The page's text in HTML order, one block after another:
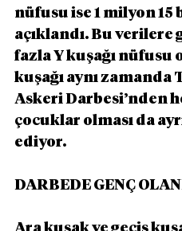
nüfusu ise 1 milyon 15
açıklandı. Bu verilere
fazla Y kuşağı nüfusu
kuşağı aynı zamanda
Askeri Darbesi’nden
çocuklar olması da
ediyor.
DARBEDE GENÇ